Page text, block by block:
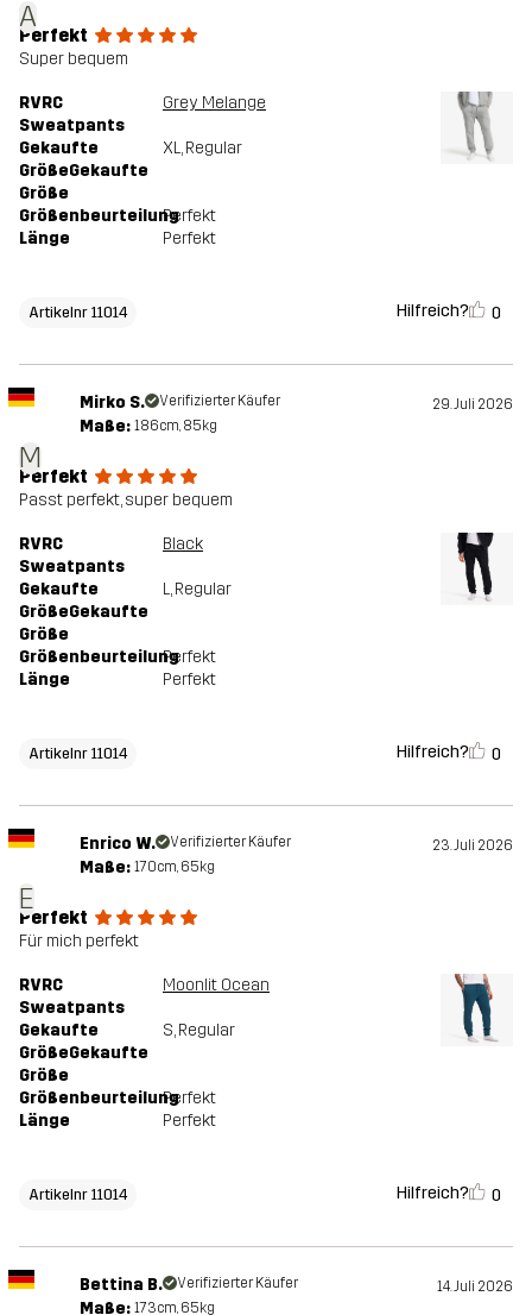
A
Perfekt
Super bequem
RVRC
Sweatpants
Grey Melange
Gekaufte
GrößeGekaufte
Größe
XL, Regular
GrößenbeurteilungPerfekt
Länge
Perfekt
Artikelnr 11014 Hilfreich? 0
M
Mirko S. Verifizierter Käufer 29. Juli 2026
Maße: 186cm, 85kg
Perfekt
Passt perfekt, super bequem
RVRC
Sweatpants
Black
Gekaufte
GrößeGekaufte
Größe
L, Regular
GrößenbeurteilungPerfekt
Länge
Perfekt
Artikelnr 11014 Hilfreich? 0
E
Enrico W. Verifizierter Käufer 23. Juli 2026
Maße: 170cm, 65kg
Perfekt
Für mich perfekt
RVRC
Sweatpants
Moonlit Ocean
Gekaufte
GrößeGekaufte
Größe
S, Regular
GrößenbeurteilungPerfekt
Länge
Perfekt
Artikelnr 11014 Hilfreich? 0
Bettina B. Verifizierter Käufer 14. Juli 2026
Maße: 173cm, 65kg